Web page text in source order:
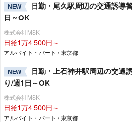
NEW
日勤・尾久駅周辺の交通誘導
日～OK
株式会社MSK
日給1万4,500円～
アルバイト・パート / 東京都
NEW
日勤・上石神井駅周辺の交通
り/週1日～OK
株式会社MSK
日給1万4,500円～
アルバイト・パート / 東京都